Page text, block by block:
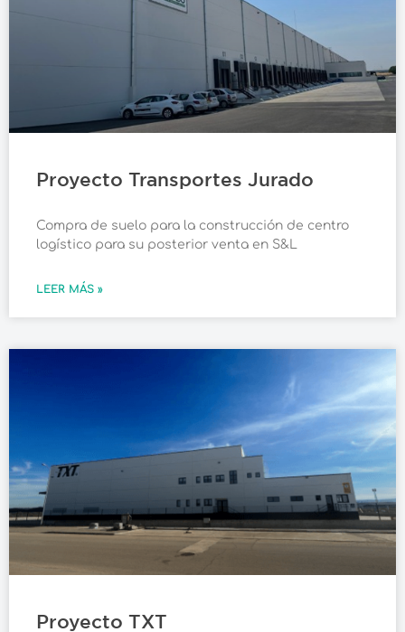
Proyecto Transportes Jurado
Compra de suelo para la construcción de centro
logístico para su posterior venta en S&L
LEER MÁS »
Proyecto TXT